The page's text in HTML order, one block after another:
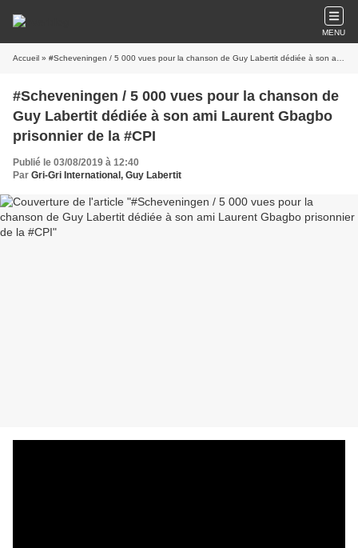
MENU
Accueil » #Scheveningen / 5 000 vues pour la chanson de Guy Labertit dédiée à son ami Laurent Gbagbo prisonnier de la #CPI
#Scheveningen / 5 000 vues pour la chanson de
Guy Labertit dédiée à son ami Laurent Gbagbo
prisonnier de la #CPI
Publié le 03/08/2019 à 12:40
Par Gri-Gri International, Guy Labertit